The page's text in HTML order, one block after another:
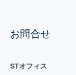
お問合せ
STオフィス